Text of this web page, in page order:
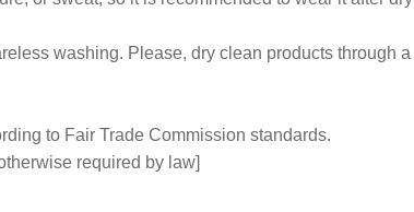
washing. Please, dry clean products through a
to Fair Trade Commission standards.
required by law]